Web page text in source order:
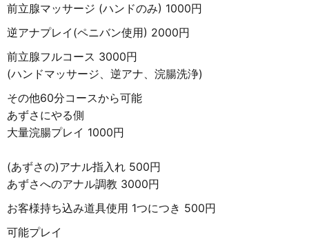
前立腺マッサージ (ハンドのみ) 1000円
逆アナプレイ(ペニバン使用) 2000円
前立腺フルコース 3000円
(ハンドマッサージ、逆アナ、浣腸洗浄)
その他60分コースから可能
あずさにやる側
大量浣腸プレイ 1000円
(あずさの)アナル指入れ 500円
あずさへのアナル調教 3000円
お客様持ち込み道具使用 1つにつき 500円
可能プレイ